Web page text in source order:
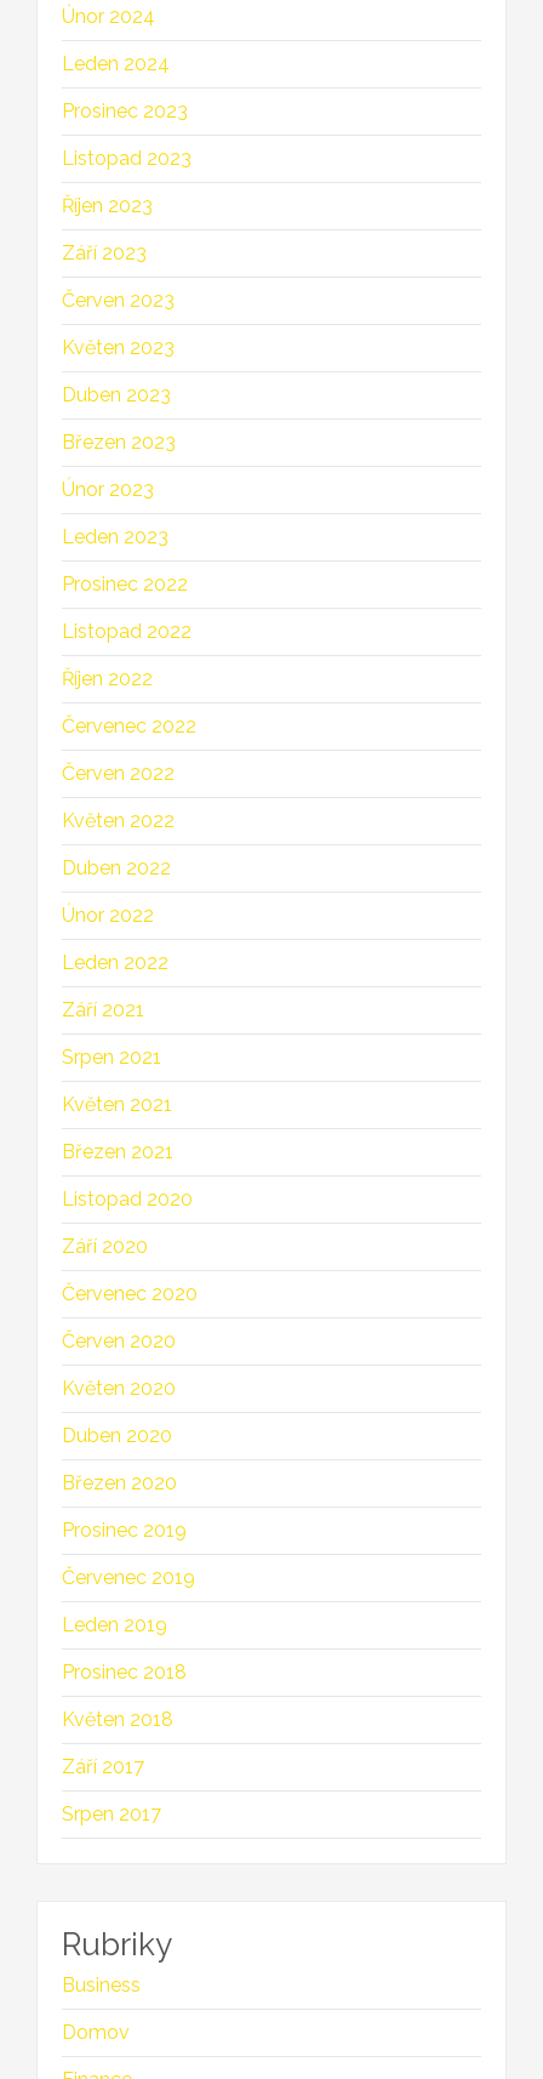
Únor 2024
Leden 2024
Prosinec 2023
Listopad 2023
Říjen 2023
Září 2023
Červen 2023
Květen 2023
Duben 2023
Březen 2023
Únor 2023
Leden 2023
Prosinec 2022
Listopad 2022
Říjen 2022
Červenec 2022
Červen 2022
Květen 2022
Duben 2022
Únor 2022
Leden 2022
Září 2021
Srpen 2021
Květen 2021
Březen 2021
Listopad 2020
Září 2020
Červenec 2020
Červen 2020
Květen 2020
Duben 2020
Březen 2020
Prosinec 2019
Červenec 2019
Leden 2019
Prosinec 2018
Květen 2018
Září 2017
Srpen 2017
Rubriky
Business
Domov